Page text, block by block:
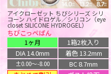
アイクローゼット ちびシリーズ シリ
コーン ハイドロゲル／シリコン（eye
closet SILICONE HYDROGEL）
ちびこっぺぱん
1ヶ月
1箱2枚入り
DIA 14.0mm
着色 13.2mm
±0.00〜-8.00
BC 8.7mm
ミューム シリコーン ハイドロゲル／
シリコン（miium silicone hydrogel）
ソーダボム
ワンデー
1箱10枚入り
DIA 14.0mm
着色 13.3mm
±0.00〜-8.00
BC 8.7mm
￥1,760(税込)
ハニードロップス シリコーン ハイド
ロゲル／シリコン（HONEY DROPS
silicone hydrogel）
ホライゾン
ワンデー
1箱10枚入り
DIA 15.0mm
着色 14.8mm